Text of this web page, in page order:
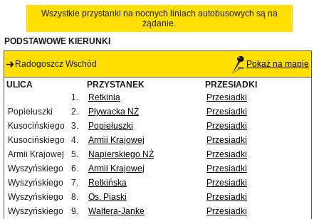
Wszystkie przystanki na nocnych liniach autobusowych są na
żądanie.
PODSTAWOWE KIERUNKI
Radogoszcz Wschód Pokaż na mapie
ULICA PRZYSTANEK
PRZESIADKI
1.
Retkinia
Przesiadki
Popiełuszki
2. Pływacka NŻ
Przesiadki
Kusocińskiego
3. Popiełuszki
Przesiadki
Kusocińskiego
4. Armii Krajowej
Przesiadki
Armii Krajowej
5. Napierskiego NŻ
Przesiadki
Wyszyńskiego
6. Armii Krajowej
Przesiadki
Wyszyńskiego
7. Retkińska
Przesiadki
Wyszyńskiego
8. Os. Piaski
Przesiadki
Wyszyńskiego
9. Waltera-Janke
Przesiadki